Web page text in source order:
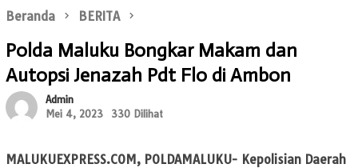
Beranda BERITA
Polda Maluku Bongkar Makam dan
Autopsi Jenazah Pdt Flo di Ambon
Admin
Mei 4, 2023
330 Dilihat
MALUKUEXPRESS.COM, POLDAMALUKU- Kepolisian Daerah